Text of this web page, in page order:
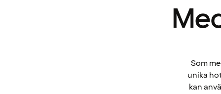
Som
unika
kan